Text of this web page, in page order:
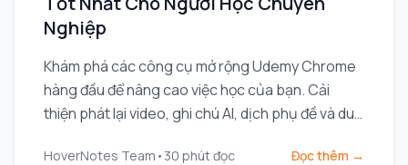
Nghiệp
Khám phá các công cụ mở rộng Udemy Chrome
hàng đầu để nâng cao việc học của bạn. Cải
thiện phát lại video, ghi chú AI, dịch phụ đề và duy
HoverNotes Team • 30 phút đọc Đọc thêm →